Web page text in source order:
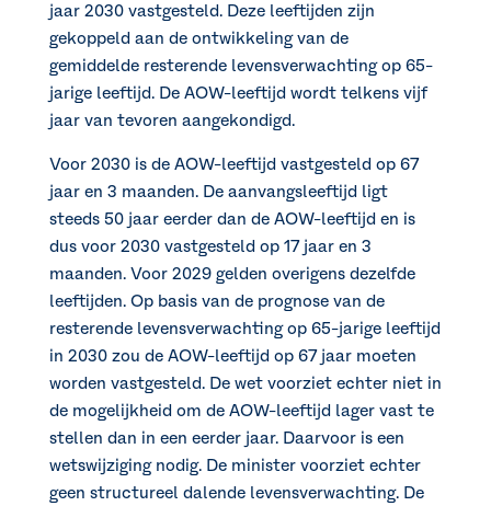
jaar 2030 vastgesteld. Deze leeftijden zijn
gekoppeld aan de ontwikkeling van de
gemiddelde resterende levensverwachting op 65-
jarige leeftijd. De AOW-leeftijd wordt telkens vijf
jaar van tevoren aangekondigd.
Voor 2030 is de AOW-leeftijd vastgesteld op 67
jaar en 3 maanden. De aanvangsleeftijd ligt
steeds 50 jaar eerder dan de AOW-leeftijd en is
dus voor 2030 vastgesteld op 17 jaar en 3
maanden. Voor 2029 gelden overigens dezelfde
leeftijden. Op basis van de prognose van de
resterende levensverwachting op 65-jarige leeftijd
in 2030 zou de AOW-leeftijd op 67 jaar moeten
worden vastgesteld. De wet voorziet echter niet in
de mogelijkheid om de AOW-leeftijd lager vast te
stellen dan in een eerder jaar. Daarvoor is een
wetswijziging nodig. De minister voorziet echter
geen structureel dalende levensverwachting. De